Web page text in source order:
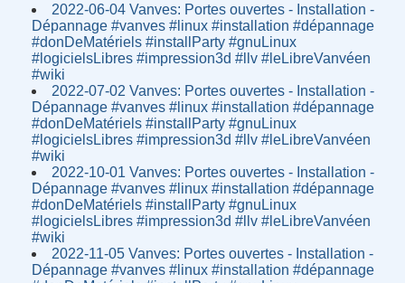
2022-06-04 Vanves: Portes ouvertes - Installation -
Dépannage #vanves #linux #installation #dépannage
#donDeMatériels #installParty #gnuLinux
#logicielsLibres #impression3d #llv #leLibreVanvéen
#wiki
2022-07-02 Vanves: Portes ouvertes - Installation -
Dépannage #vanves #linux #installation #dépannage
#donDeMatériels #installParty #gnuLinux
#logicielsLibres #impression3d #llv #leLibreVanvéen
#wiki
2022-10-01 Vanves: Portes ouvertes - Installation -
Dépannage #vanves #linux #installation #dépannage
#donDeMatériels #installParty #gnuLinux
#logicielsLibres #impression3d #llv #leLibreVanvéen
#wiki
2022-11-05 Vanves: Portes ouvertes - Installation -
Dépannage #vanves #linux #installation #dépannage